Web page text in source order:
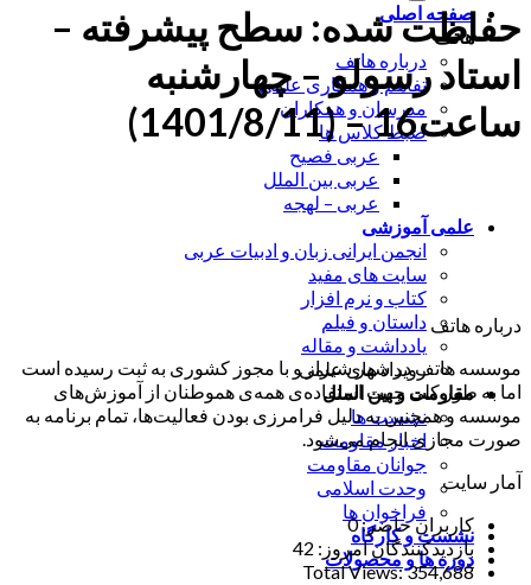
صفحه اصلی
هاتف
درباره هاتف
تفاهم و همکاری علمی
مدرسان و همکاران
ضبط کلاس ها
عربی فصیح
عربی بین الملل
عربی – لهجه
علمی آموزشی
انجمن ایرانی زبان و ادبیات عربی
سایت های مفید
کتاب و نرم افزار
داستان و فیلم
یادداشت و مقاله
رویداد های علمی
مقاومت و بین الملل
نشست ها
اخبار مقاومت
جوانان مقاومت
وحدت اسلامی
فراخوان ها
نشست و کارگاه
دوره ها و محصولات
حفاظت شده: سطح پیشرفته –
استاد رسولو – چهارشنبه
ساعت16 – (1401/8/11)
درباره هاتف
موسسه هاتف در شهر شیراز و با مجوز کشوری به ثبت رسیده است
اما به طور کلی جهت استفاده‌ی همه‌ی هموطنان از آموزش‌های
موسسه و همچنین به دلیل فرامرزی بودن فعالیت‌ها، تمام برنامه به
صورت مجازی انجام می‌شود.
آمار سایت
کاربران حاضر:0
بازدیدکنندگان امروز: 42
Total Views:354,688